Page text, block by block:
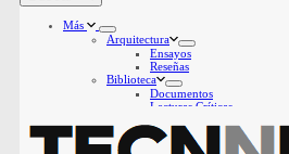
Más
Arquitectura
Ensayos
Reseñas
Biblioteca
Documentos
Lecturas Críticas
Hábitat
Arte y diseño